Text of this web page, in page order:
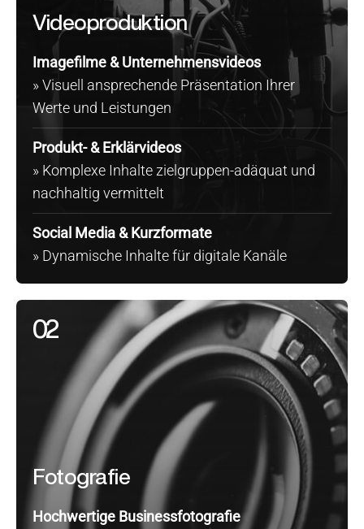
Videoproduktion
Imagefilme & Unternehmensvideos
» Visuell ansprechende Präsentation Ihrer
Werte und Leistungen
Produkt- & Erklärvideos
» Komplexe Inhalte zielgruppen-adäquat und
nachhaltig vermittelt
Social Media & Kurzformate
» Dynamische Inhalte für digitale Kanäle
02
Fotografie
Hochwertige Businessfotografie